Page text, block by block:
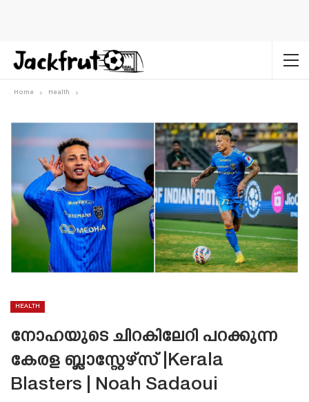
Home Health
HEALTH
നോഹയുടെ ചിറകിലേറി പറക്കുന്ന
കേരള ബ്ലാസ്റ്റേഴ്‌സ് |Kerala
Blasters | Noah Sadaoui